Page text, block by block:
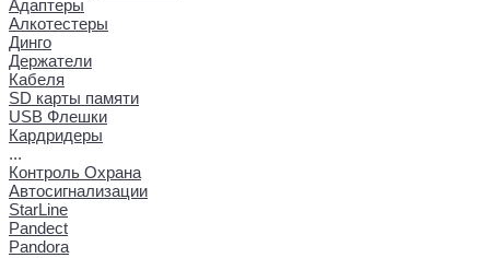
Адаптеры
Алкотестеры
Динго
Держатели
Кабеля
SD карты памяти
USB Флешки
Кардридеры
...
Контроль Охрана
Автосигнализации
StarLine
Pandect
Pandora